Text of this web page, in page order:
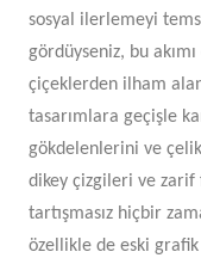
sosyal ilerlemeyi
gördüyseniz, bu
çiçeklerden ilham
tasarımlara geçişle
gökdelenlerini ve
dikey çizgileri ve
tartışmasız hiçbir
özellikle de eski